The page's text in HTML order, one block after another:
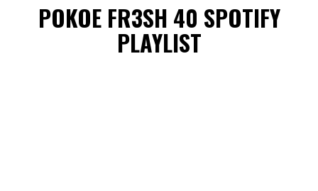
POKOE FR3SH 40 SPOTIFY
PLAYLIST